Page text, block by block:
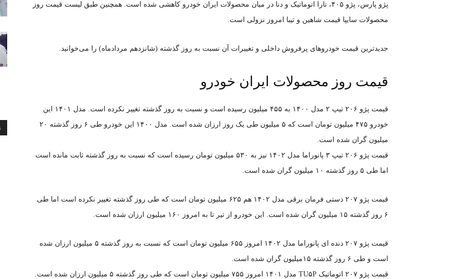
پژو پارس، پژو ۴۰۵، تارا اتوماتیک و دنا در میان محصولات ایران خودرو کاهشی شده است. همچنین طبق لیست قیمت روز
محصولات سایپا قیمت شاهین و تیبا امروز نزولی است.
جدیدترین قیمت خودروهای پرفروش داخلی و تغییرات آن نسبت به روز گذشته (شانزدهم مردادماه) را می‌خوانید.
قیمت روز محصولات ایران خودرو
قیمت پژو ۲۰۶ تیپ ۲ مدل ۱۴۰۰ به ۴۵۵ میلیون رسیده است و نسبت به روز گذشته تغییر نکرده است. مدل ۱۴۰۱ این
خودرو ۴۷۵ میلیون تومان است که ۵ میلیون طی یک روز ارزان شده است. مدل ۱۴۰۰ این خودرو طی ۶ روز گذشته ۲۰
میلیون گران شده است.
قیمت پژو ۲۰۶ تیپ ۳ پانوراما مدل ۱۴۰۲ نیز به ۵۳۰ میلیون تومان رسیده است که نسبت به روز گذشته ثابت مانده است
اما طی ۵ روز گذشته ۱۰ میلیون گران شده است.
قیمت پژو ۲۰۷ دستی فرمان برقی مدل ۱۴۰۲ هم ۶۲۵ میلیون تومان است که طی روز گذشته تغییر نکرده است اما طی
۶ روز گذشته ۱۵ میلیون گران شده است. این خودرو از تیر تا به امروز ۱۶۰ میلیون ارزان شده است.
قیمت پژو ۲۰۷ دنده ای پانوراما مدل ۱۴۰۲ امروز ۶۵۵ میلیون تومان است که نسبت به روز گذشته ۵ میلیون ارزان شده
است و طی ۶ روز گذشته ۱۵میلیون گران شده است.
قیمت پژو ۲۰۷ اتوماتیک TU۵P مدل ۱۴۰۱ امروز ۷۵۵ میلیون تومان است که طی روز گذشته ۵ میلیون ارزان شده است.